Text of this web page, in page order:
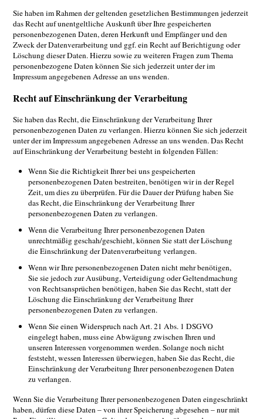
Sie haben im Rahmen der geltenden gesetzlichen Bestimmungen jederzeit
das Recht auf unentgeltliche Auskunft über Ihre gespeicherten
personenbezogenen Daten, deren Herkunft und Empfänger und den
Zweck der Datenverarbeitung und ggf. ein Recht auf Berichtigung oder
Löschung dieser Daten. Hierzu sowie zu weiteren Fragen zum Thema
personenbezogene Daten können Sie sich jederzeit unter der im
Impressum angegebenen Adresse an uns wenden.
Recht auf Einschränkung der Verarbeitung
Sie haben das Recht, die Einschränkung der Verarbeitung Ihrer
personenbezogenen Daten zu verlangen. Hierzu können Sie sich jederzeit
unter der im Impressum angegebenen Adresse an uns wenden. Das Recht
auf Einschränkung der Verarbeitung besteht in folgenden Fällen:
Wenn Sie die Richtigkeit Ihrer bei uns gespeicherten
personenbezogenen Daten bestreiten, benötigen wir in der Regel
Zeit, um dies zu überprüfen. Für die Dauer der Prüfung haben Sie
das Recht, die Einschränkung der Verarbeitung Ihrer
personenbezogenen Daten zu verlangen.
Wenn die Verarbeitung Ihrer personenbezogenen Daten
unrechtmäßig geschah/geschieht, können Sie statt der Löschung
die Einschränkung der Datenverarbeitung verlangen.
Wenn wir Ihre personenbezogenen Daten nicht mehr benötigen,
Sie sie jedoch zur Ausübung, Verteidigung oder Geltendmachung
von Rechtsansprüchen benötigen, haben Sie das Recht, statt der
Löschung die Einschränkung der Verarbeitung Ihrer
personenbezogenen Daten zu verlangen.
Wenn Sie einen Widerspruch nach Art. 21 Abs. 1 DSGVO
eingelegt haben, muss eine Abwägung zwischen Ihren und
unseren Interessen vorgenommen werden. Solange noch nicht
feststeht, wessen Interessen überwiegen, haben Sie das Recht, die
Einschränkung der Verarbeitung Ihrer personenbezogenen Daten
zu verlangen.
Wenn Sie die Verarbeitung Ihrer personenbezogenen Daten eingeschränkt
haben, dürfen diese Daten – von ihrer Speicherung abgesehen – nur mit